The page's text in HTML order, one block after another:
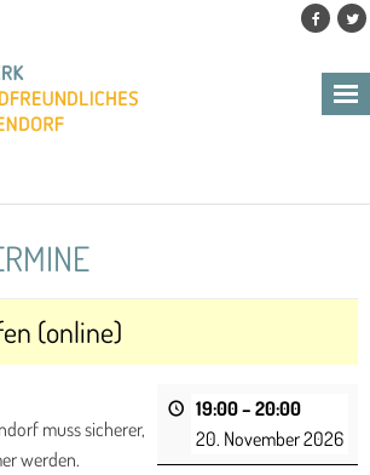
(online)
19:00– 20:00
20. November 2026
muss sicherer,
werden.